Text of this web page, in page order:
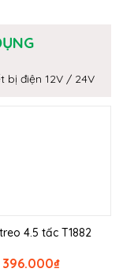
bị điện 12V / 24V
4.5 tấc T1882
₫
396.000